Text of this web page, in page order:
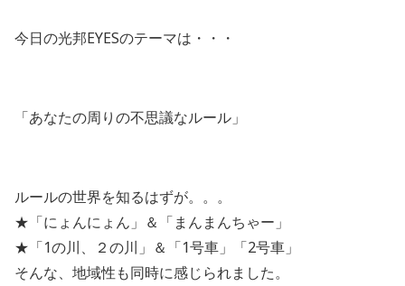
今日の光邦EYESのテーマは・・・
「あなたの周りの不思議なルール」
ルールの世界を知るはずが。。。
★「にょんにょん」＆「まんまんちゃー」
★「1の川、２の川」＆「1号車」「2号車」
そんな、地域性も同時に感じられました。